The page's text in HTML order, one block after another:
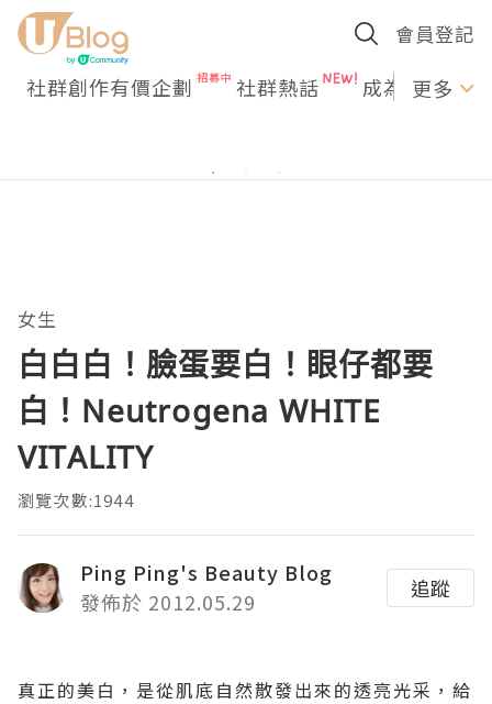
會員登記
社群創作有價企劃 社群熱話 成為U更多
女生
白白白！臉蛋要白！眼仔都要
白！Neutrogena WHITE
VITALITY
瀏覽次數:1944
Ping Ping's Beauty Blog
發佈於 2012.05.29
追蹤
真正的美白，是從肌底自然散發出來的透亮光采，給